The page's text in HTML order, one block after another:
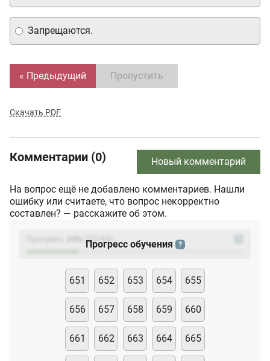
Запрещаются.
« Предыдущий Пропустить
Скачать PDF
Комментарии (0) Новый комментарий
На вопрос ещё не добавлено комментариев. Нашли
ошибку или считаете, что вопрос некорректно
составлен? — расскажите об этом.
(23
Прогресс обучения ?
651 652 653 654 655
656 657 658 659 660
661 662 663 664 665